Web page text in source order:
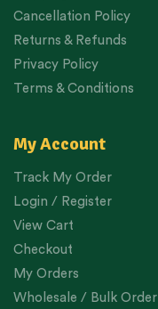
Cancellation Policy
Returns & Refunds
Privacy Policy
Terms & Conditions
My Account
Track My Order
Login / Register
View Cart
Checkout
My Orders
Wholesale / Bulk Order